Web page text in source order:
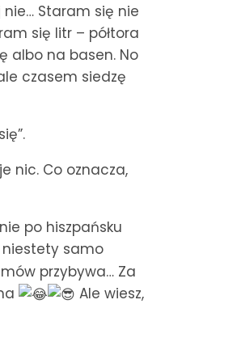
Staram się nie
się litr – półtora
albo na basen. No
czasem siedzę
nic. Co oznacza,
po hiszpańsku
niestety samo
przybywa… Za
Ale wiesz,